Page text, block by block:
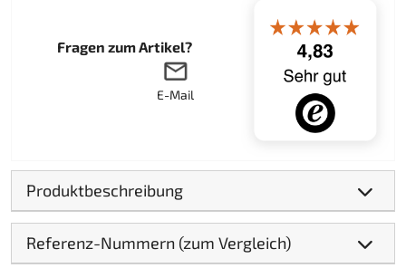
Fragen zum Artikel?
E-Mail
Produktbeschreibung
Referenz-Nummern (zum Vergleich)